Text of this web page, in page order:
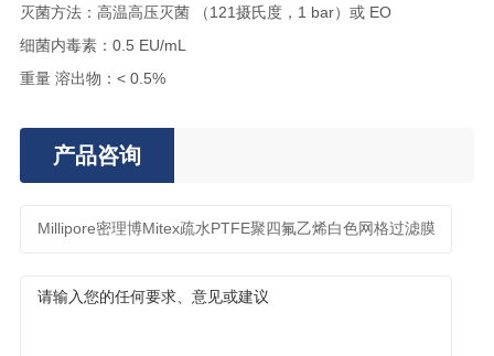
灭菌方法：高温高压灭菌 （121摄氏度，1 bar）或 EO
细菌内毒素：0.5 EU/mL
重量 溶出物：< 0.5%
产品咨询